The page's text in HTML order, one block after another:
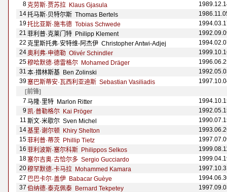
8 克劳斯·贾苏拉 Klaus Gjasula
14托马斯·贝特尔斯 Thomas Bertels
19托比亚斯·施韦德 Tobias Schwede
21 菲利普·克莱门特 Philipp Klement
22 克里斯托弗·安特维-阿杰伊 Christopher Antwi-Adjej
24奥利弗·申德勒 Olivér Schindler
25穆哈默德·德雷格尔 Mohamed Dräger
31 本·措林斯基 Ben Zolinski
39塞巴斯蒂安·瓦西利亚迪斯 Sebastian Vasiliadis
[前锋]
7 马隆·里特 Marlon Ritter
9 凯·普勒格尔 Kai Pröger
11 斯文·米歇尔 Sven Michel
14基里·谢尔顿 Khiry Shelton
15菲利普·蒂茨 Phillip Tietz
16 菲利波斯·塞尔科斯 Philippos Selkos
18塞尔吉奥·古恰尔多 Sergio Gucciardo
20穆罕默德·卡马拉 Mohammed Kamara
27 巴巴卡尔·盖伊 Babacar Guèye
37 伯纳德·泰克佩泰 Bernard Tekpetey